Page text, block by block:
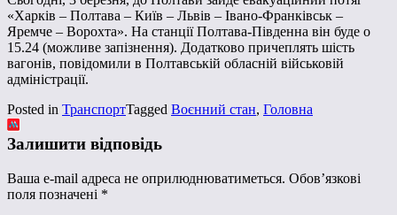
«Харків – Полтава – Київ – Львів – Івано-Франківськ –
Яремче – Ворохта». На станції Полтава-Південна він буде о
15.24 (можливе запізнення). Додатково причеплять шість
вагонів, повідомили в Полтавській обласній військовій
адміністрації.
Posted in ТранспортTagged Воєнний стан, Головна
Залишити відповідь
Ваша e-mail адреса не оприлюднюватиметься. Обов’язкові
поля позначені *